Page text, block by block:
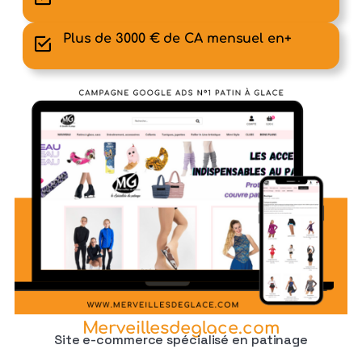
Plus de 3000 € de CA mensuel en+
Merveillesdeglace.com
Site e-commerce spécialisé en patinage